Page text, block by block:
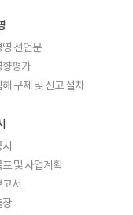
선언문
향평가
구제 및 신고 절차
및 사업계획
서
장